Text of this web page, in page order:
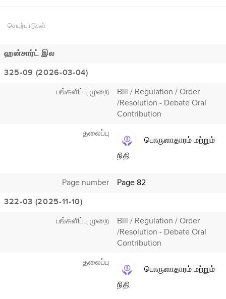
செயற்பாடுகள்
ஹன்சார்ட் இல
325-09 (2026-03-04)
பங்களிப்பு முறை
Bill / Regulation / Order
/Resolution - Debate Oral
Contribution
தலைப்பு
பொருளாதாரம் மற்றும்
நிதி
Page number
Page 82
322-03 (2025-11-10)
பங்களிப்பு முறை
Bill / Regulation / Order
/Resolution - Debate Oral
Contribution
தலைப்பு
பொருளாதாரம் மற்றும்
நிதி